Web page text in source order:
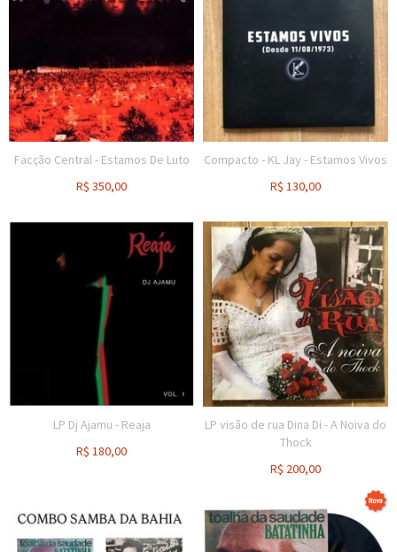
Facção Central - Estamos De Luto
R$ 350,00
Compacto - KL Jay - Estamos Vivos
R$ 130,00
LP Dj Ajamu - Reaja
R$ 180,00
LP visão de rua Dina Di - A Noiva do
Thock
R$ 200,00